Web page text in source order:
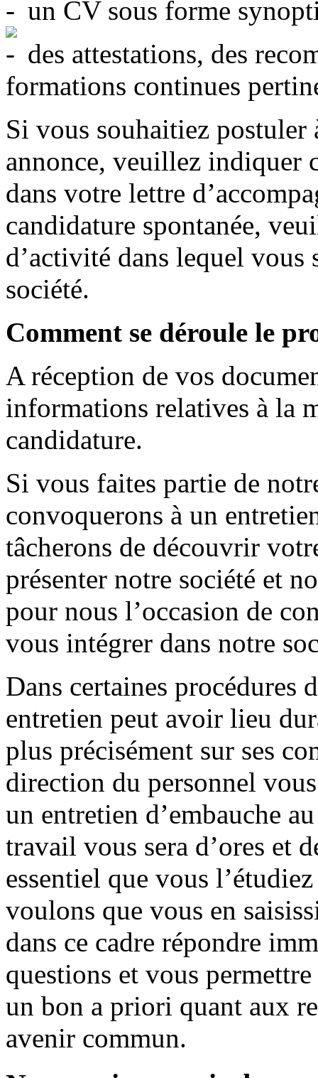
un CV sous forme
des attestations, des
formations continues
Si vous souhaitiez postuler
annonce, veuillez indiquer
dans votre lettre
candidature spontanée,
d’activité dans lequel vous
société.
Comment se déroule le
A réception de vos
informations relatives à la
candidature.
Si vous faites partie de
convoquerons à un
tâcherons de découvrir
présenter notre société et
pour nous l’occasion de
vous intégrer dans notre
Dans certaines procédures
entretien peut avoir lieu
plus précisément sur ses
direction du personnel
un entretien d’embauche
travail vous sera d’ores et
essentiel que vous
voulons que vous en
dans ce cadre répondre
questions et vous
un bon a priori quant aux
avenir commun.